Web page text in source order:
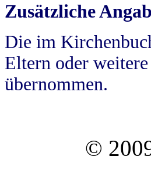
Zusätzliche
Die im
Eltern oder
übernommen.
©